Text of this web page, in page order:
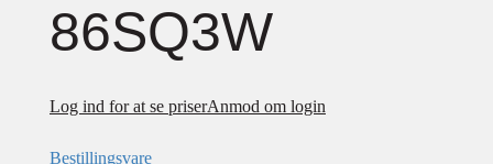
86SQ3W
Log ind for at se priserAnmod om login
Bestillingsvare